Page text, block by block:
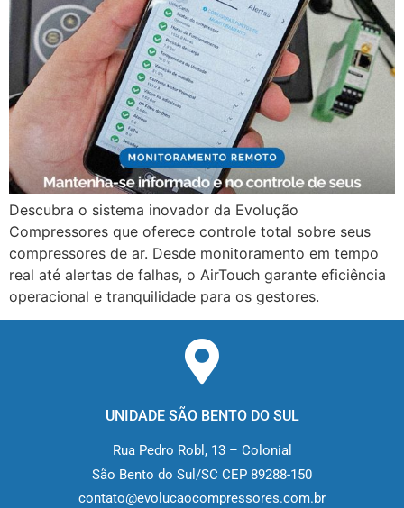
Descubra o sistema inovador da Evolução
Compressores que oferece controle total sobre seus
compressores de ar. Desde monitoramento em tempo
real até alertas de falhas, o AirTouch garante eficiência
operacional e tranquilidade para os gestores.
UNIDADE SÃO BENTO DO SUL
Rua Pedro Robl, 13 – Colonial
São Bento do Sul/SC CEP 89288-150
contato@evolucaocompressores.com.br